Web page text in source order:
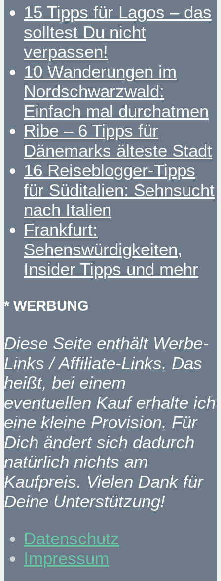
15 Tipps für Lagos – das
solltest Du nicht
verpassen!
10 Wanderungen im
Nordschwarzwald:
Einfach mal durchatmen
Ribe – 6 Tipps für
Dänemarks älteste Stadt
16 Reiseblogger-Tipps
für Süditalien: Sehnsucht
nach Italien
Frankfurt:
Sehenswürdigkeiten,
Insider Tipps und mehr
* WERBUNG
Diese Seite enthält Werbe-
Links / Affiliate-Links. Das
heißt, bei einem
eventuellen Kauf erhalte ich
eine kleine Provision. Für
Dich ändert sich dadurch
natürlich nichts am
Kaufpreis. Vielen Dank für
Deine Unterstützung!
Datenschutz
Impressum